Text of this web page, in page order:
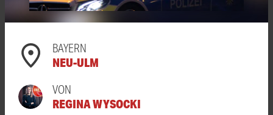
BAYERN
NEU-ULM
VON
REGINA WYSOCKI